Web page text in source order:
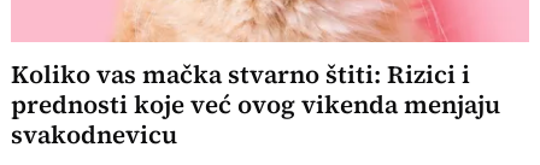
Koliko vas mačka stvarno štiti: Rizici i
prednosti koje već ovog vikenda menjaju
svakodnevicu